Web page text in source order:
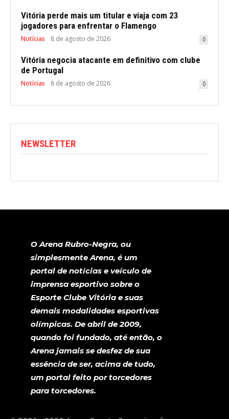
Vitória perde mais um titular e viaja com 23
jogadores para enfrentar o Flamengo
Notícias 8 de agosto de 2026 0
Vitória negocia atacante em definitivo com clube
de Portugal
Notícias 8 de agosto de 2026 0
NEWSLETTER
O Arena Rubro-Negra, ou
simplesmente Arena, é um
portal de notícias e veículo de
imprensa esportivo sobre o
Esporte Clube Vitória e suas
demais modalidades esportivas
olímpicas. De abril de 2009,
quando foi fundado, até então, o
Arena jamais se desfez de sua
essência de ser, acima de tudo,
um portal feito por torcedores
para torcedores.